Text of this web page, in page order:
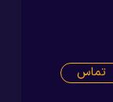
تماس